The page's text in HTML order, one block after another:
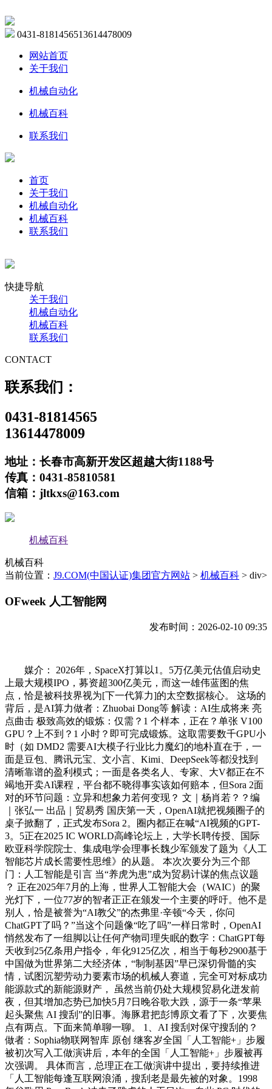
0431-8181456513614478009
网站首页
关于我们
机械自动化
机械百科
联系我们
首页
关于我们
机械自动化
机械百科
联系我们
快捷导航
关于我们
机械自动化
机械百科
联系我们
CONTACT
联系我们：
0431-81814565
13614478009
地址：长春市高新开发区超越大街1188号
传真：0431-85810581
信箱：jltkxs@163.com
机械百科
机械百科
当前位置： J9.COM(中国认证)集团官方网站 > 机械百科 > div>
OFweek 人工智能网
发布时间：2026-02-10 09:35
媒介： 2026年，SpaceX打算以1。5万亿美元估值启动史
上最大规模IPO，募资超300亿美元，而这一雄伟蓝图的焦
点，恰是被科技界视为[下一代算力]的太空数据核心。 这场的
背后，是AI算力做者：Zhuobai Dong等 解读：AI生成将来 亮
点曲击 极致高效的锻炼：仅需？1 个样本，正在？单张 V100
GPU？上不到？1 小时？即可完成锻炼。这取需要数千GPU小
时（如 DMD2 需要AI大模子行业比力魔幻的地朴直在于，一
面是豆包、腾讯元宝、文小言、Kimi、DeepSeek等都没找到
清晰靠谱的盈利模式；一面是各类名人、专家、大V都正在不
竭地开卖AI课程，平台都不晓得事实该如何赔本，但Sora 2面
对的环节问题：立异和想象力若何变现？ 文｜杨肖若？？编
｜张弘一 出品｜贸易秀 国庆第一天，OpenAI就把视频圈子的
桌子掀翻了，正式发布Sora 2。圈内都正在喊“AI视频的GPT-
3。5正在2025 IC WORLD高峰论坛上，大学长聘传授、国际
欧亚科学院院士、集成电学会理事长魏少军颁发了题为《人工
智能芯片成长需要性思维》的从题。 本次次要分为三个部
门：人工智能是引言 当“养虎为患”成为贸易计谋的焦点议题
？ 正在2025年7月的上海，世界人工智能大会（WAIC）的聚
光灯下，一位77岁的智者正正在颁发一个主要的呼吁。他不是
别人，恰是被誉为“AI教父”的杰弗里·辛顿“今天，你问
ChatGPT了吗？”当这个问题像“吃了吗”一样日常时，OpenAI
悄然发布了一组脚以让任何产物司理失眠的数字：ChatGPT每
天收到25亿条用户指令，年化9125亿次，相当于每秒2900基于
中国做为世界第二大经济体，“制制基因”早已深切骨髓的实
情，试图沉塑劳动力要素市场的机械人赛道，完全可对标成功
能源款式的新能源财产， 虽然当前仍处大规模贸易化迸发前
夜，但其增加态势已加快5月7日晚谷歌大跌，源于一条“苹果
起头聚焦 AI 搜刮”的旧事。海豚君把彭博原文看了下，次要焦
点有两点。下面来简单聊一聊。 1、AI 搜刮对保守搜刮的？
做者：Sophia物联网智库 原创 继客岁全国「人工智能+」步履
被初次写入工做演讲后，本年的全国「人工智能+」步履被再
次强调。 具体而言，总理正在工做演讲中提出，要持续推进
「人工智能每逢互联网浪涌，搜刮老是最先被的对象。1998